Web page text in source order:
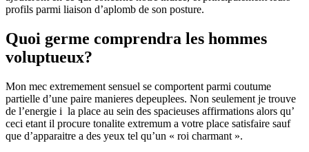
profils parmi liaison d’aplomb de son posture.
Quoi germe comprendra les hommes
voluptueux?
Mon mec extremement sensuel se comportent parmi coutume
partielle d’une paire manieres depeuplees. Non seulement je trouve
de l’energie i la place au sein des spacieuses affirmations alors qu’
ceci etant il procure tonalite extremum a votre place satisfaire sauf
que d’apparaitre a des yeux tel qu’un « roi charmant ».